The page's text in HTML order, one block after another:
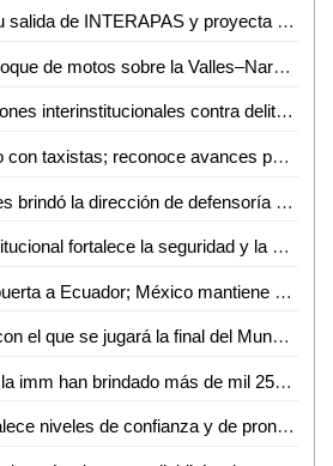
Soledad avanza en su salida de INTERAPAS y proyecta nuevas obras para la zona oriente
Dos lesionados en choque de motos sobre la Valles–Naranjo
Fiscalía refuerza acciones interinstitucionales contra delito de extorsión
SCT mantiene diálogo con taxistas; reconoce avances pero persisten malas prácticas
Más de 570 atenciones brindó la dirección de defensoría social durante mayo y junio en Ciudad Valles
Coordinación interinstitucional fortalece la seguridad y la paz en San Luis Potosí
Sheinbaum cierra la puerta a Ecuador; México mantiene demanda internacional
Presenta FIFA balón con el que se jugará la final del Mundial 2026
Brigadas médicas de la imm han brindado más de mil 250 atenciones gratuitas en Ciudad Valles
Fiscalía potosina fortalece niveles de confianza y de pronta atención ciudadana